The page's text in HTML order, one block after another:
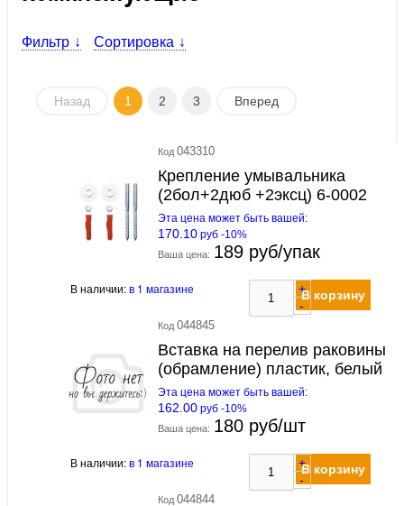
Фильтр Сортировка
Назад 1 2 3 Вперед
Код 043310
Крепление умывальника
(2бол+2дюб +2эксц) 6-0002
Эта цена может быть вашей:
170.10 руб -10%
Ваша цена: 189 руб/упак
В наличии:в 1 магазине
+
-
В корзину
Код 044845
Вставка на перелив раковины
(обрамление) пластик, белый
Эта цена может быть вашей:
162.00 руб -10%
Ваша цена: 180 руб/шт
В наличии:в 1 магазине
+
-
В корзину
Код 044844